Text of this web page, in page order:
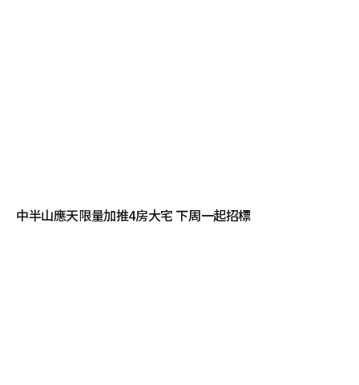
中半山應天限量加推4房大宅 下周一起招標